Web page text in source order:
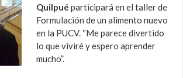
Quilpué participará en el taller de
Formulación de un alimento nuevo
en la PUCV. “Me parece divertido
lo que viviré y espero aprender
mucho”.